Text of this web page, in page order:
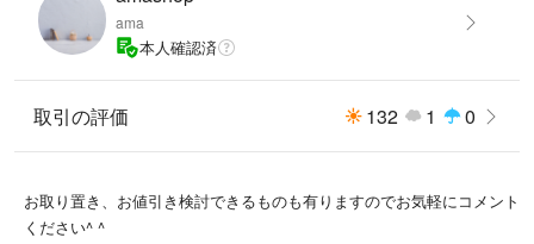
ama
本人確認済
取引の評価 132 1 0
お取り置き、お値引き検討できるものも有りますのでお気軽にコメント
ください^ ^